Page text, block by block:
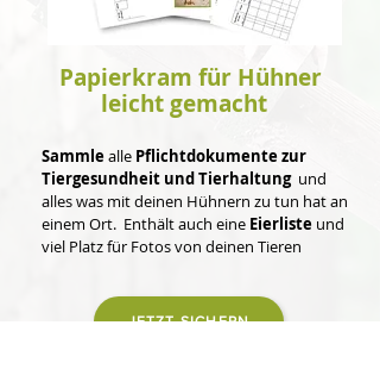
Papierkram für Hühner
leicht gemacht
Sammlealle Pflichtdokumente zur
Tiergesundheit und Tierhaltungund
alles was mit deinen Hühnern zu tun hat an
einem Ort. Enthält auch eine Eierliste und
viel Platz für Fotos von deinen Tieren
JETZT SICHERN